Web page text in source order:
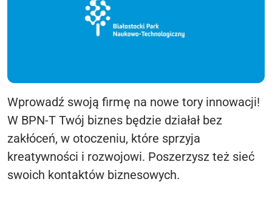
Wprowadź swoją firmę na nowe tory innowacji!
W BPN-T Twój biznes będzie działał bez
zakłóceń, w otoczeniu, które sprzyja
kreatywności i rozwojowi. Poszerzysz też sieć
swoich kontaktów biznesowych.